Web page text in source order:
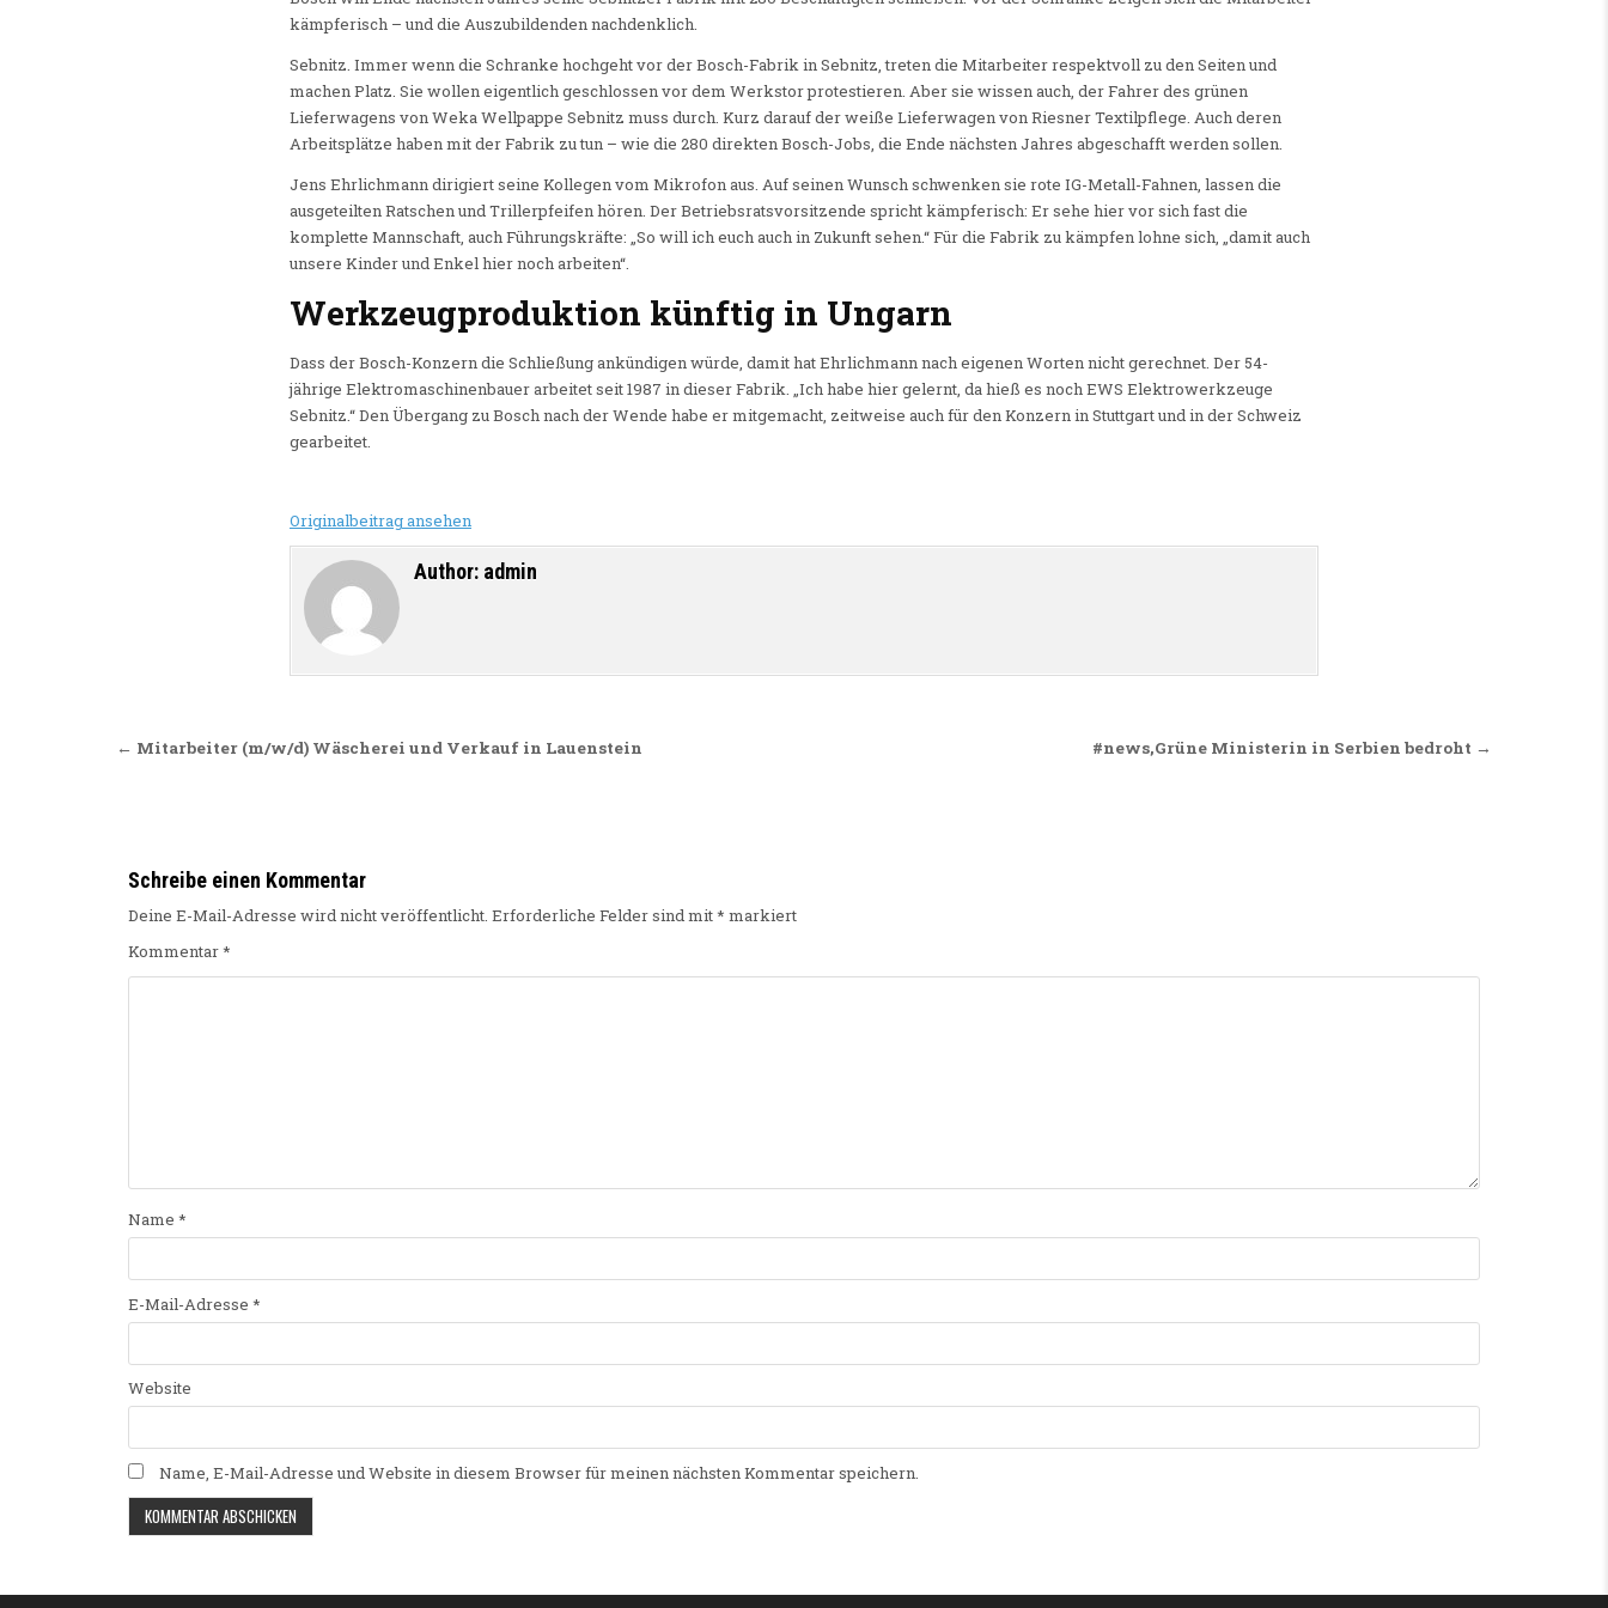
kämpferisch – und die Auszubildenden nachdenklich.
Sebnitz. Immer wenn die Schranke hochgeht vor der Bosch-Fabrik in Sebnitz, treten die Mitarbeiter respektvoll zu den Seiten und
machen Platz. Sie wollen eigentlich geschlossen vor dem Werkstor protestieren. Aber sie wissen auch, der Fahrer des grünen
Lieferwagens von Weka Wellpappe Sebnitz muss durch. Kurz darauf der weiße Lieferwagen von Riesner Textilpflege. Auch deren
Arbeitsplätze haben mit der Fabrik zu tun – wie die 280 direkten Bosch-Jobs, die Ende nächsten Jahres abgeschafft werden sollen.
Jens Ehrlichmann dirigiert seine Kollegen vom Mikrofon aus. Auf seinen Wunsch schwenken sie rote IG-Metall-Fahnen, lassen die
ausgeteilten Ratschen und Trillerpfeifen hören. Der Betriebsratsvorsitzende spricht kämpferisch: Er sehe hier vor sich fast die
komplette Mannschaft, auch Führungskräfte: „So will ich euch auch in Zukunft sehen.“ Für die Fabrik zu kämpfen lohne sich, „damit auch
unsere Kinder und Enkel hier noch arbeiten“.
Werkzeugproduktion künftig in Ungarn
Dass der Bosch-Konzern die Schließung ankündigen würde, damit hat Ehrlichmann nach eigenen Worten nicht gerechnet. Der 54-
jährige Elektromaschinenbauer arbeitet seit 1987 in dieser Fabrik. „Ich habe hier gelernt, da hieß es noch EWS Elektrowerkzeuge
Sebnitz.“ Den Übergang zu Bosch nach der Wende habe er mitgemacht, zeitweise auch für den Konzern in Stuttgart und in der Schweiz
gearbeitet.
Originalbeitrag ansehen
Author: admin
Beitragsnavigation #news,Grüne Ministerin in Serbien bedroht →
← Mitarbeiter (m/w/d) Wäscherei und Verkauf in Lauenstein
Schreibe einen Kommentar
Deine E-Mail-Adresse wird nicht veröffentlicht. Erforderliche Felder sind mit* markiert
Kommentar*
Name *
E-Mail-Adresse *
Website
Name, E-Mail-Adresse und Website in diesem Browser für meinen nächsten Kommentar speichern.